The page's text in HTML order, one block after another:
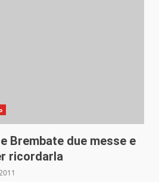
Brembate due messe e
ricordarla